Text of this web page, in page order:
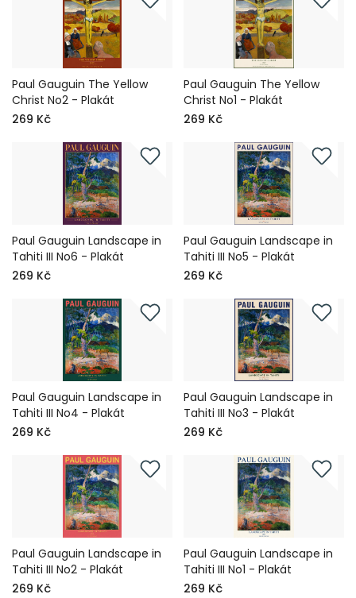
Paul Gauguin The Yellow
Christ No2 - Plakát
269 Kč
Paul Gauguin The Yellow
Christ No1 - Plakát
269 Kč
Paul Gauguin Landscape in
Tahiti III No6 - Plakát
269 Kč
Paul Gauguin Landscape in
Tahiti III No5 - Plakát
269 Kč
Paul Gauguin Landscape in
Tahiti III No4 - Plakát
269 Kč
Paul Gauguin Landscape in
Tahiti III No3 - Plakát
269 Kč
Paul Gauguin Landscape in
Tahiti III No2 - Plakát
269 Kč
Paul Gauguin Landscape in
Tahiti III No1 - Plakát
269 Kč